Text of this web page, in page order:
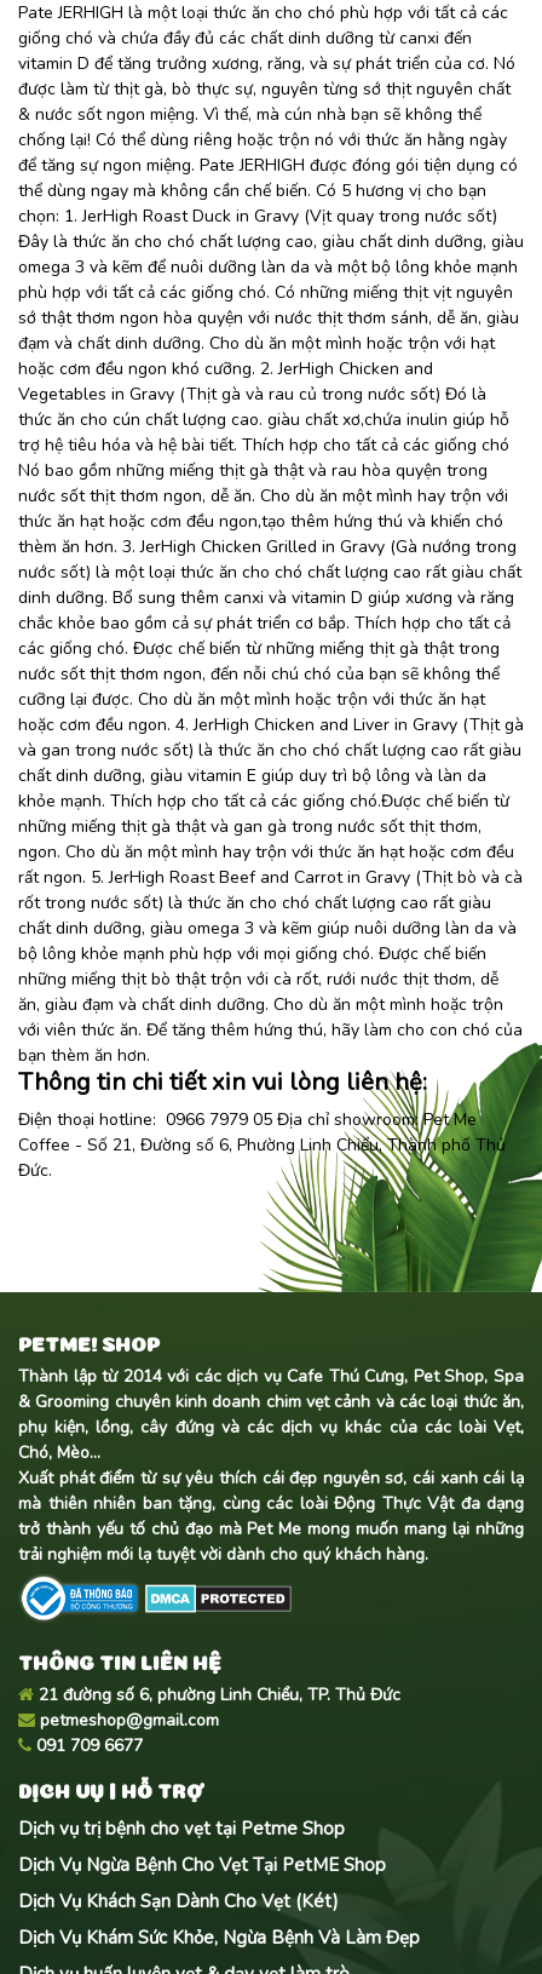
Pate JERHIGH là một loại thức ăn cho chó phù hợp với tất cả các
giống chó và chứa đầy đủ các chất dinh dưỡng từ canxi đến
vitamin D để tăng trưởng xương, răng, và sự phát triển của cơ. Nó
được làm từ thịt gà, bò thực sự, nguyên từng sớ thịt nguyên chất
& nước sốt ngon miệng. Vì thế, mà cún nhà bạn sẽ không thể
chống lại! Có thể dùng riêng hoặc trộn nó với thức ăn hằng ngày
để tăng sự ngon miệng. Pate JERHIGH được đóng gói tiện dụng có
thể dùng ngay mà không cần chế biến. Có 5 hương vị cho bạn
chọn: 1. JerHigh Roast Duck in Gravy (Vịt quay trong nước sốt)
Đây là thức ăn cho chó chất lượng cao, giàu chất dinh dưỡng, giàu
omega 3 và kẽm để nuôi dưỡng làn da và một bộ lông khỏe mạnh
phù hợp với tất cả các giống chó. Có những miếng thịt vịt nguyên
sớ thật thơm ngon hòa quyện với nước thịt thơm sánh, dễ ăn, giàu
đạm và chất dinh dưỡng. Cho dù ăn một mình hoặc trộn với hạt
hoặc cơm đều ngon khó cưỡng. 2. JerHigh Chicken and
Vegetables in Gravy (Thịt gà và rau củ trong nước sốt) Đó là
thức ăn cho cún chất lượng cao. giàu chất xơ,chứa inulin giúp hỗ
trợ hệ tiêu hóa và hệ bài tiết. Thích hợp cho tất cả các giống chó
Nó bao gồm những miếng thịt gà thật và rau hòa quyện trong
nước sốt thịt thơm ngon, dễ ăn. Cho dù ăn một mình hay trộn với
thức ăn hạt hoặc cơm đều ngon,tạo thêm hứng thú và khiến chó
thèm ăn hơn. 3. JerHigh Chicken Grilled in Gravy (Gà nướng trong
nước sốt) là một loại thức ăn cho chó chất lượng cao rất giàu chất
dinh dưỡng. Bổ sung thêm canxi và vitamin D giúp xương và răng
chắc khỏe bao gồm cả sự phát triển cơ bắp. Thích hợp cho tất cả
các giống chó. Được chế biến từ những miếng thịt gà thật trong
nước sốt thịt thơm ngon, đến nỗi chú chó của bạn sẽ không thể
cưỡng lại được. Cho dù ăn một mình hoặc trộn với thức ăn hạt
hoặc cơm đều ngon. 4. JerHigh Chicken and Liver in Gravy (Thịt gà
và gan trong nước sốt) là thức ăn cho chó chất lượng cao rất giàu
chất dinh dưỡng, giàu vitamin E giúp duy trì bộ lông và làn da
khỏe mạnh. Thích hợp cho tất cả các giống chó.Được chế biến từ
những miếng thịt gà thật và gan gà trong nước sốt thịt thơm,
ngon. Cho dù ăn một mình hay trộn với thức ăn hạt hoặc cơm đều
rất ngon. 5. JerHigh Roast Beef and Carrot in Gravy (Thịt bò và cà
rốt trong nước sốt) là thức ăn cho chó chất lượng cao rất giàu
chất dinh dưỡng, giàu omega 3 và kẽm giúp nuôi dưỡng làn da và
bộ lông khỏe mạnh phù hợp với mọi giống chó. Được chế biến
những miếng thịt bò thật trộn với cà rốt, rưới nước thịt thơm, dễ
ăn, giàu đạm và chất dinh dưỡng. Cho dù ăn một mình hoặc trộn
với viên thức ăn. Để tăng thêm hứng thú, hãy làm cho con chó của
bạn thèm ăn hơn.
Thông tin chi tiết xin vui lòng liên hệ:
Điện thoại hotline: 0966 7979 05 Địa chỉ showroom:Pet Me
Coffee - Số 21, Đường số 6, Phường Linh Chiểu, Thành phố Thủ
Đức.
PETME! SHOP
Thành lập từ 2014 với các dịch vụ Cafe Thú Cưng, Pet Shop, Spa
& Grooming chuyên kinh doanh chim vẹt cảnh và các loại thức ăn,
phụ kiện, lồng, cây đứng và các dịch vụ khác của các loài Vẹt,
Chó, Mèo...
Xuất phát điểm từ sự yêu thích cái đẹp nguyên sơ, cái xanh cái lạ
mà thiên nhiên ban tặng, cùng các loài Động Thực Vật đa dạng
trở thành yếu tố chủ đạo mà Pet Me mong muốn mang lại những
trải nghiệm mới lạ tuyệt vời dành cho quý khách hàng.
THÔNG TIN LIÊN HỆ
21 đường số 6, phường Linh Chiểu, TP. Thủ Đức
petmeshop@gmail.com
091 709 6677
DỊCH VỤ | HỖ TRỢ
Dịch vụ trị bệnh cho vẹt tại Petme Shop
Dịch Vụ Ngừa Bệnh Cho Vẹt Tại PetME Shop
Dịch Vụ Khách Sạn Dành Cho Vẹt (Két)
Dịch Vụ Khám Sức Khỏe, Ngừa Bệnh Và Làm Đẹp